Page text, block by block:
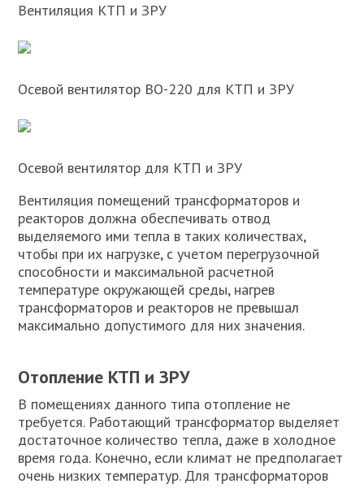
Вентиляция КТП и ЗРУ
Осевой вентилятор ВО-220 для КТП и ЗРУ
Осевой вентилятор для КТП и ЗРУ
Вентиляция помещений трансформаторов и
реакторов должна обеспечивать отвод
выделяемого ими тепла в таких количествах,
чтобы при их нагрузке, с учетом перегрузочной
способности и максимальной расчетной
температуре окружающей среды, нагрев
трансформаторов и реакторов не превышал
максимально допустимого для них значения.
Отопление КТП и ЗРУ
В помещениях данного типа отопление не
требуется. Работающий трансформатор выделяет
достаточное количество тепла, даже в холодное
время года. Конечно, если климат не предполагает
очень низких температур. Для трансформаторов